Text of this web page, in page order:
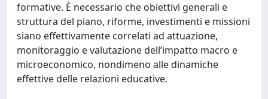
formative. È necessario che obiettivi generali e
struttura del piano, riforme, investimenti e missioni
siano effettivamente correlati ad attuazione,
monitoraggio e valutazione dell’impatto macro e
microeconomico, nondimeno alle dinamiche
effettive delle relazioni educative.